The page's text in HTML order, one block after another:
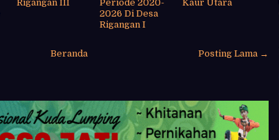
Rigangan III
Periode 2020-
2026 Di Desa
Rigangan I
Kaur Utara
Posting Lama →
Beranda